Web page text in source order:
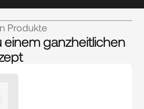
Produkte
einem ganzheitlichen